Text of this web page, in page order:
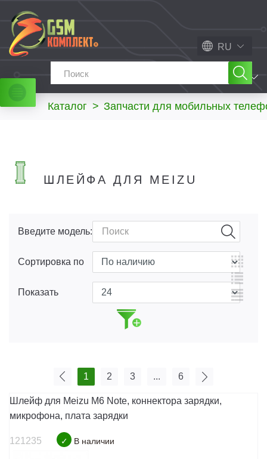
RU
МЕНЮ
Каталог > Запчасти для мобильных
ШЛЕЙФА ДЛЯ MEIZU
Введите модель:
Сортировка по
Показать
1 2 3 ... 6
Шлейф для Meizu M6 Note, коннектора зарядки,
микрофона, плата зарядки
121235 ✓ В наличии